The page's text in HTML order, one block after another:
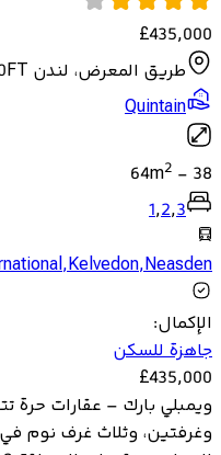
£435,000
طريق المعرض، لندن HA9 0FT
Quintain
38
-
64m2
1,2,3
,Kelvedon,Neasden
الإكمال:
جاهزة للسكن
£435,000
ويمبلي بارك – عقارات
وغرفتين، وثلاث غرف نوم